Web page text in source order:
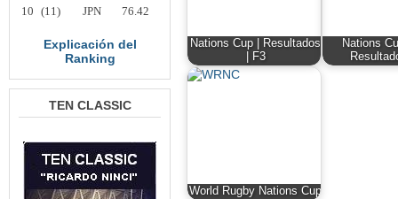
10 (11) JPN 76.42
Explicación del
Ranking
TEN CLASSIC
Nations Cup | Resultados
| F3
Nations
World Rugby Nations Cup